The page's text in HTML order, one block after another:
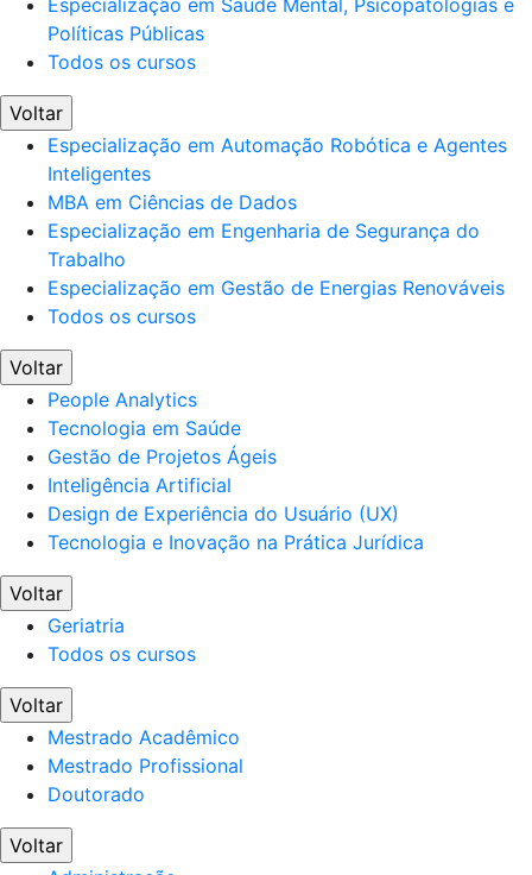
Especialização em Saúde Mental, Psicopatologias e
Políticas Públicas
Todos os cursos
Voltar
Especialização em Automação Robótica e Agentes
Inteligentes
MBA em Ciências de Dados
Especialização em Engenharia de Segurança do
Trabalho
Especialização em Gestão de Energias Renováveis
Todos os cursos
Voltar
People Analytics
Tecnologia em Saúde
Gestão de Projetos Ágeis
Inteligência Artificial
Design de Experiência do Usuário (UX)
Tecnologia e Inovação na Prática Jurídica
Voltar
Geriatria
Todos os cursos
Voltar
Mestrado Acadêmico
Mestrado Profissional
Doutorado
Voltar